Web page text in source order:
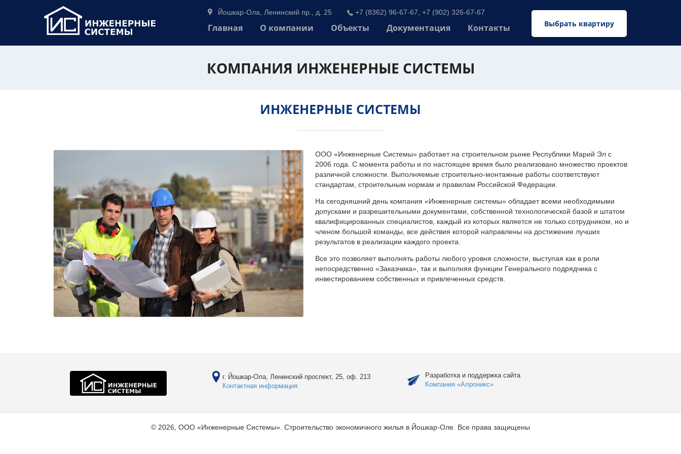
Выбрать квартиру
Йошкар-Ола, Ленинский пр., д. 25 +7 (8362) 96-67-67, +7 (902) 326-67-67
Главная О компании Объекты Документация Контакты
КОМПАНИЯ ИНЖЕНЕРНЫЕ СИСТЕМЫ
ИНЖЕНЕРНЫЕ СИСТЕМЫ
ООО «Инженерные Системы» работает на строительном рынке Республики Марий Эл с
2006 года. С момента работы и по настоящее время было реализовано множество проектов
различной сложности. Выполняемые строительно-монтажные работы соответствуют
стандартам, строительным нормам и правилам Российской Федерации.
На сегодняшний день компания «Инженерные системы» обладает всеми необходимыми
допусками и разрешительными документами, собственной технологической базой и штатом
квалифицированных специалистов, каждый из которых является не только сотрудником, но и
членом большой команды, все действия которой направлены на достижение лучших
результатов в реализации каждого проекта.
Все это позволяет выполнять работы любого уровня сложности, выступая как в роли
непосредственно «Заказчика», так и выполняя функции Генерального подрядчика с
инвестированием собственных и привлеченных средств.
г. Йошкар-Ола, Ленинский проспект, 25, оф. 213
Контактная информация
Разработка и поддержка сайта
Компания «Алроникс»
© 2026, ООО «Инженерные Системы». Строительство экономичного жилья в Йошкар-Оле. Все права защищены